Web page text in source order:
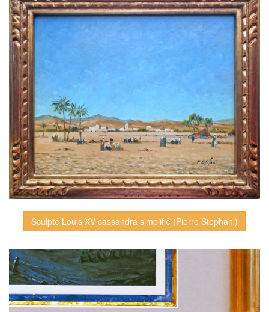
Sculpté Louis XV cassandra simplifié (Pierre Stephani)